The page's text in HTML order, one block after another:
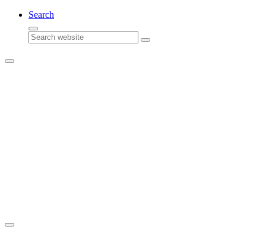
Search
Search